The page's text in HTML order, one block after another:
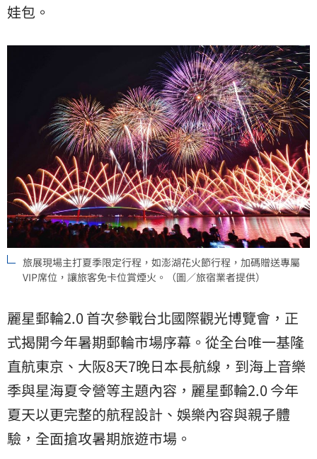
娃包。
旅展現場主打夏季限定行程，如澎湖花火節行程，加碼贈送專屬
VIP席位，讓旅客免卡位賞煙火。（圖／旅宿業者提供）
麗星郵輪2.0 首次參戰台北國際觀光博覽會，正
式揭開今年暑期郵輪市場序幕。從全台唯一基隆
直航東京、大阪8天7晚日本長航線，到海上音樂
季與星海夏令營等主題內容，麗星郵輪2.0 今年
夏天以更完整的航程設計、娛樂內容與親子體
驗，全面搶攻暑期旅遊市場。